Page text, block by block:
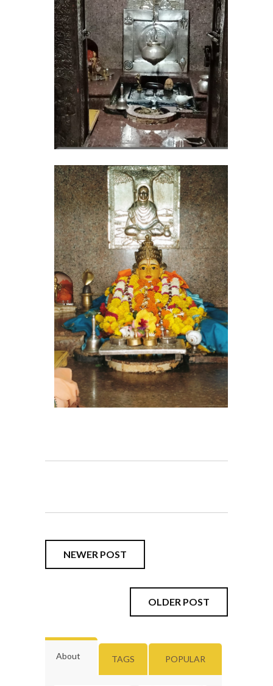
NEWER POST
OLDER POST
About TAGS POPULAR